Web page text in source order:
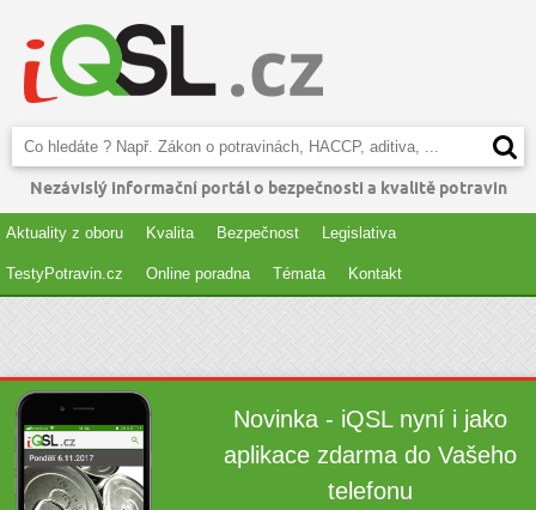
Nezávislý informační portál o bezpečnosti a kvalitě potravin
Aktuality z oboru Kvalita Bezpečnost Legislativa
TestyPotravin.cz Online poradna Témata Kontakt
Novinka - iQSL nyní i jako
aplikace zdarma do Vašeho
telefonu